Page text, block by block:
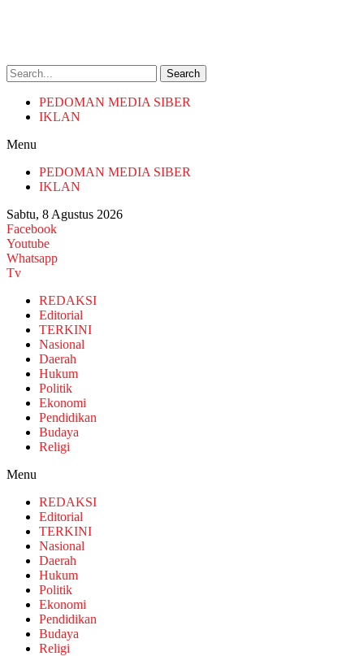
Search
PEDOMAN MEDIA SIBER
IKLAN
Menu
PEDOMAN MEDIA SIBER
IKLAN
Sabtu, 8 Agustus 2026
Facebook
Youtube
Whatsapp
Tv
REDAKSI
Editorial
TERKINI
Nasional
Daerah
Hukum
Politik
Ekonomi
Pendidikan
Budaya
Religi
Menu
REDAKSI
Editorial
TERKINI
Nasional
Daerah
Hukum
Politik
Ekonomi
Pendidikan
Budaya
Religi